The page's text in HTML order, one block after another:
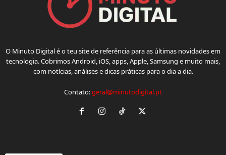
O Minuto Digital é o teu site de referência para as últimas novidades em
tecnologia. Cobrimos Android, iOS, apps, Apple, Samsung e muito mais,
com notícias, análises e dicas práticas para o dia a dia.
Contato:geral@minutodigital.pt